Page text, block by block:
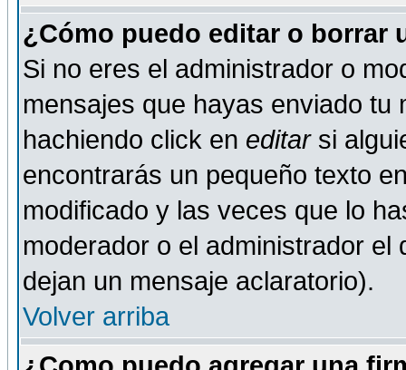
¿Cómo puedo editar o borrar
Si no eres el administrador o
mensajes que hayas enviado tu
hachiendo click en editarsi
encontrarás un pequeño texto
modificado y las veces que lo
moderador o el administrador
dejan un mensaje aclaratorio).
Volver arriba